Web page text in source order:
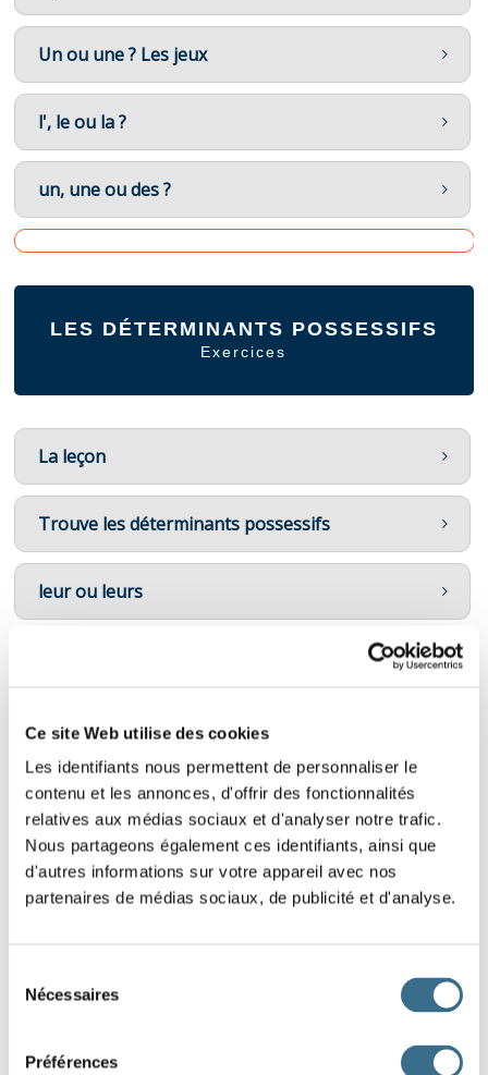
Ce site Web utilise des cookies
Les identifiants nous permettent de personnaliser le
contenu et les annonces, d'offrir des fonctionnalités
relatives aux médias sociaux et d'analyser notre trafic.
Nous partageons également ces identifiants, ainsi que
d'autres informations sur votre appareil avec nos
partenaires de médias sociaux, de publicité et d'analyse.
Nécessaires
Préférences
Un ou une ? Les jeux
l', le ou la ?
un, une ou des ?
LES DÉTERMINANTS POSSESSIFS
Exercices
La leçon
Trouve les déterminants possessifs
leur ou leurs
notre ou votre
Les déterminants possessifs
LES DÉTERMINANTS INDÉFINIS